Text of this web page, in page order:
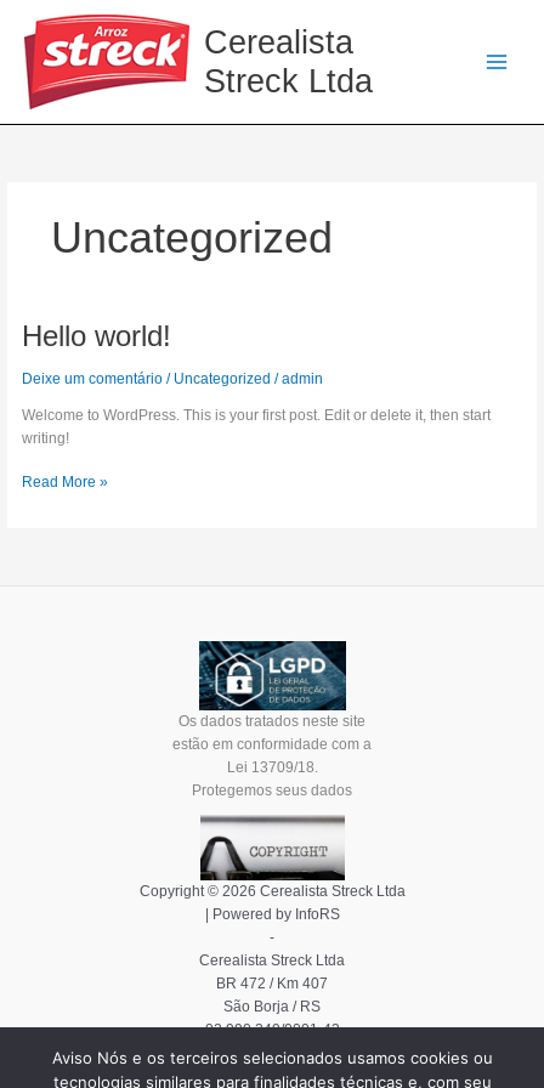
para
conteúdo
Cerealista
Streck Ltda
Uncategorized
Hello world!
Deixe um comentário / Uncategorized /admin
Welcome to WordPress. This is your first post. Edit or delete it, then start
writing!
Hello
Read More »
Os dados tratados neste site
estão em conformidade com a
Lei 13709/18.
Protegemos seus dados
Copyright © 2026 Cerealista Streck Ltda
| Powered by InfoRS
-
Cerealista Streck Ltda
BR 472 / Km 407
São Borja / RS
02.990.349/0001-43
Aviso Nós e os terceiros selecionados usamos cookies ou
tecnologias similares para finalidades técnicas e, com seu